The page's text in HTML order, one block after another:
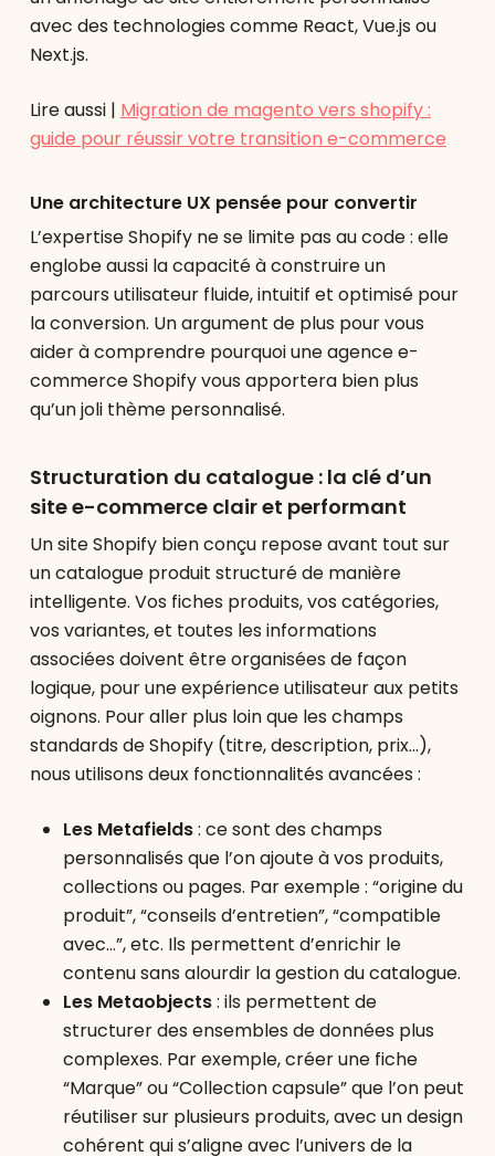
avec des technologies comme React, Vue.js ou
Next.js.
Lire aussi | Migration de magento vers shopify :
guide pour réussir votre transition e-commerce
Une architecture UX pensée pour convertir
L’expertise Shopify ne se limite pas au code : elle
englobe aussi la capacité à construire un
parcours utilisateur fluide, intuitif et optimisé pour
la conversion. Un argument de plus pour vous
aider à comprendre pourquoi une agence e-
commerce Shopify vous apportera bien plus
qu’un joli thème personnalisé.
Structuration du catalogue : la clé d’un
site e-commerce clair et performant
Un site Shopify bien conçu repose avant tout sur
un catalogue produit structuré de manière
intelligente. Vos fiches produits, vos catégories,
vos variantes, et toutes les informations
associées doivent être organisées de façon
logique, pour une expérience utilisateur aux petits
oignons. Pour aller plus loin que les champs
standards de Shopify (titre, description, prix…),
nous utilisons deux fonctionnalités avancées :
Les Metafields: ce sont des champs
personnalisés que l’on ajoute à vos produits,
collections ou pages. Par exemple : “origine du
produit”, “conseils d’entretien”, “compatible
avec…”, etc. Ils permettent d’enrichir le
contenu sans alourdir la gestion du catalogue.
Les Metaobjects: ils permettent de
structurer des ensembles de données plus
complexes. Par exemple, créer une fiche
“Marque” ou “Collection capsule” que l’on peut
réutiliser sur plusieurs produits, avec un design
cohérent qui s’aligne avec l’univers de la